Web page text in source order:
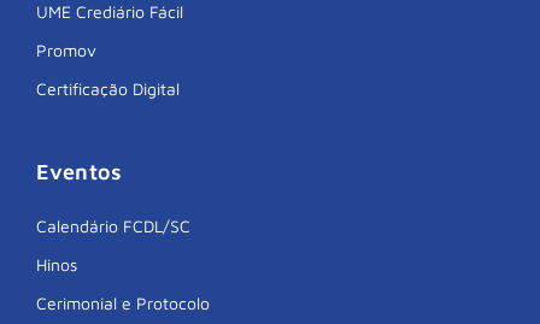
UME Crediário Fácil
Promov
Certificação Digital
Eventos
Calendário FCDL/SC
Hinos
Cerimonial e Protocolo